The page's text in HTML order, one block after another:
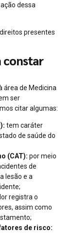
dessa
presentes
constar
área de Medicina
ser
citar algumas:
tem caráter
de saúde do
(CAT): por meio
de
lesão e a
registra o
assim como
de risco: